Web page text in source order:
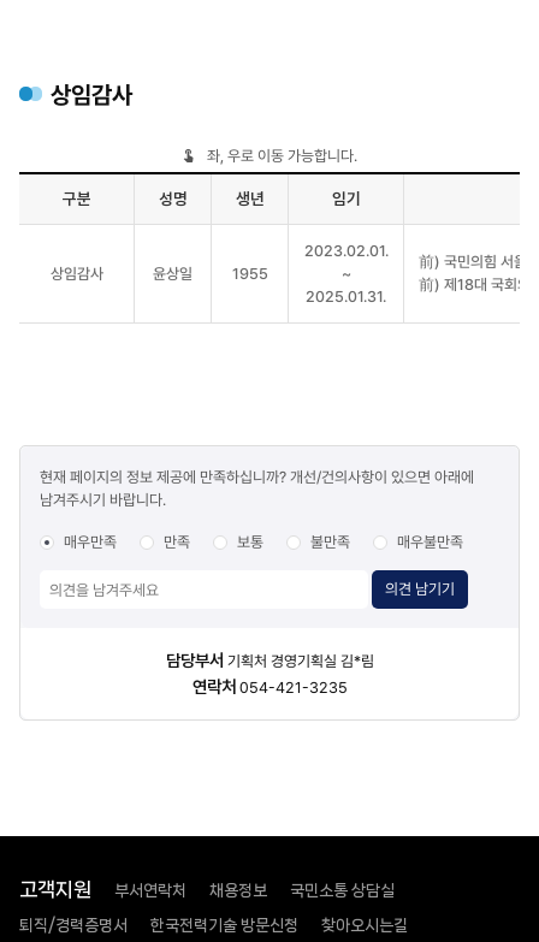
상임감사
좌, 우로 이동 가능합니다.
구분 성명 생년 임기
상임감사 윤상일 1955
2023.02.01.
~
2025.01.31.
前) 국민의힘 서울
前) 제18대 국회의
만족도
조사
현재 페이지의 정보 제공에 만족하십니까? 개선/건의사항이 있으면 아래에
남겨주시기 바랍니다.
매우만족 만족 보통 불만족 매우불만족
의견 남기기
담당부서 기획처 경영기획실 김*림
연락처 054-421-3235
고객지원 부서연락처 채용정보 국민소통 상담실
퇴직/경력증명서 한국전력기술 방문신청 찾아오시는길